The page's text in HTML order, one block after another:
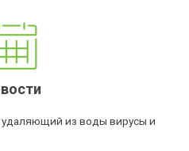
удаляющий из воды вирусы и